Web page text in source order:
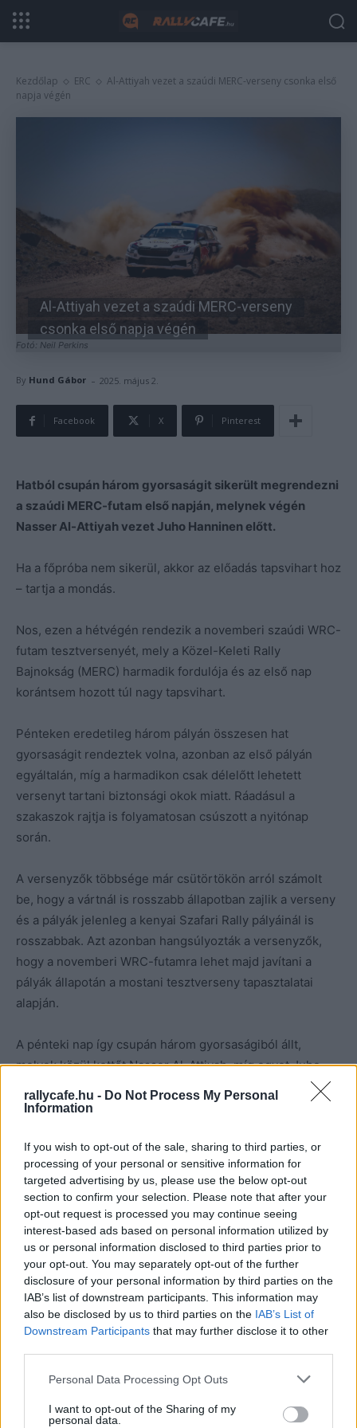
rallycafe.hu - Do Not Process My Personal
Information
If you wish to opt-out of the sale, sharing to third parties, or
processing of your personal or sensitive information for
targeted advertising by us, please use the below opt-out
section to confirm your selection. Please note that after your
opt-out request is processed you may continue seeing
interest-based ads based on personal information utilized by
us or personal information disclosed to third parties prior to
your opt-out. You may separately opt-out of the further
disclosure of your personal information by third parties on the
IAB’s list of downstream participants. This information may
also be disclosed by us to third parties on the IAB’s List of
Downstream Participants that may further disclose it to other
Please note that this website/app uses one or more Google
not limited to your visit or usage behaviour. You may click to
Personal Data Processing Opt Outs
I want to opt-out of the Sharing of my
personal data.
Kezdőlap ERC
Al-Attiyah vezet a szaúdi MERC-verseny csonka első
napja végén
Fotó: Neil Perkins
Al-Attiyah vezet a szaúdi MERC-verseny
csonka első napja végén
By Hund Gábor - 2025. május 2.
Facebook X Pinterest
Hatból csupán három gyorsaságit sikerült megrendezni
a szaúdi MERC-futam első napján, melynek végén
Nasser Al-Attiyah vezet Juho Hanninen előtt.
Ha a főpróba nem sikerül, akkor az előadás tapsvihart hoz
– tartja a mondás.
Nos, ezen a hétvégén rendezik a novemberi szaúdi WRC-
futam tesztversenyét, mely a Közel-Keleti Rally
Bajnokság (MERC) harmadik fordulója és az első nap
korántsem hozott túl nagy tapsvihart.
Pénteken eredetileg három pályán összesen hat
gyorsaságit rendeztek volna, azonban az első pályán
egyáltalán, míg a harmadikon csak délelőtt lehetett
versenyt tartani biztonsági okok miatt. Ráadásul a
szakaszok rajtja is folyamatosan csúszott a nyitónap
során.
A versenyzők többsége már csütörtökön arról számolt
be, hogy a vártnál is rosszabb állapotban zajlik a verseny
és a pályák jelenleg a kenyai Szafari Rally pályáinál is
rosszabbak. Azt azonban hangsúlyozták a versenyzők,
hogy a novemberi WRC-futamra lehet majd javítani a
pályák állapotán a mostani tesztverseny tapasztalatai
alapján.
A pénteki nap így csupán három gyorsaságiból állt,
melyek közül kettőt Nasser Al-Attiyah, míg egyet Juho
Összetettben a katari versenyző előnye 24.2 másodperc
finn riválisa előtt, aki azonban nem regisztrált a MERC-
értékelésébe, így azt magabiztosan vezeti Al-Attiyah a